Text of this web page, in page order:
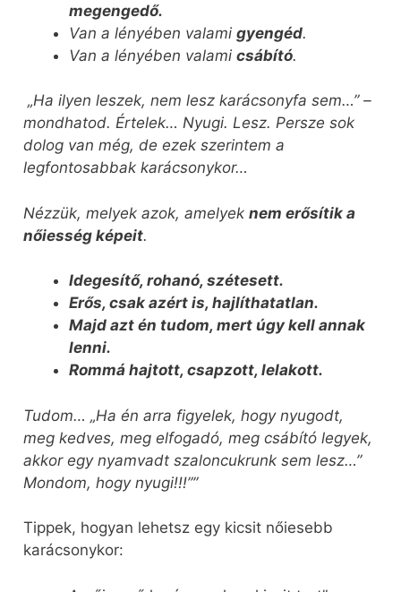
megengedő.
Van a lényében valami gyengéd.
Van a lényében valami csábító.
„Ha ilyen leszek, nem lesz karácsonyfa sem…” –
mondhatod. Értelek… Nyugi. Lesz. Persze sok
dolog van még, de ezek szerintem a
legfontosabbak karácsonykor…
Nézzük, melyek azok, amelyek nem erősítik a
nőiesség képeit.
Idegesítő, rohanó, szétesett.
Erős, csak azért is, hajlíthatatlan.
Majd azt én tudom, mert úgy kell annak
lenni.
Rommá hajtott, csapzott, lelakott.
Tudom… „Ha én arra figyelek, hogy nyugodt,
meg kedves, meg elfogadó, meg csábító legyek,
akkor egy nyamvadt szaloncukrunk sem lesz…”
Mondom, hogy nyugi!!!””
Tippek, hogyan lehetsz egy kicsit nőiesebb
karácsonykor: